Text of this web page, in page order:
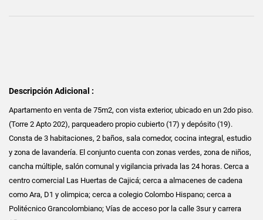
Descripción Adicional :
Apartamento en venta de 75m2, con vista exterior, ubicado en un 2do piso.
(Torre 2 Apto 202), parqueadero propio cubierto (17) y depósito (19).
Consta de 3 habitaciones, 2 baños, sala comedor, cocina integral, estudio
y zona de lavandería. El conjunto cuenta con zonas verdes, zona de niños,
cancha múltiple, salón comunal y vigilancia privada las 24 horas. Cerca a
centro comercial Las Huertas de Cajicá; cerca a almacenes de cadena
como Ara, D1 y olimpica; cerca a colegio Colombo Hispano; cerca a
Politécnico Grancolombiano; Vías de acceso por la calle 3sur y carrera